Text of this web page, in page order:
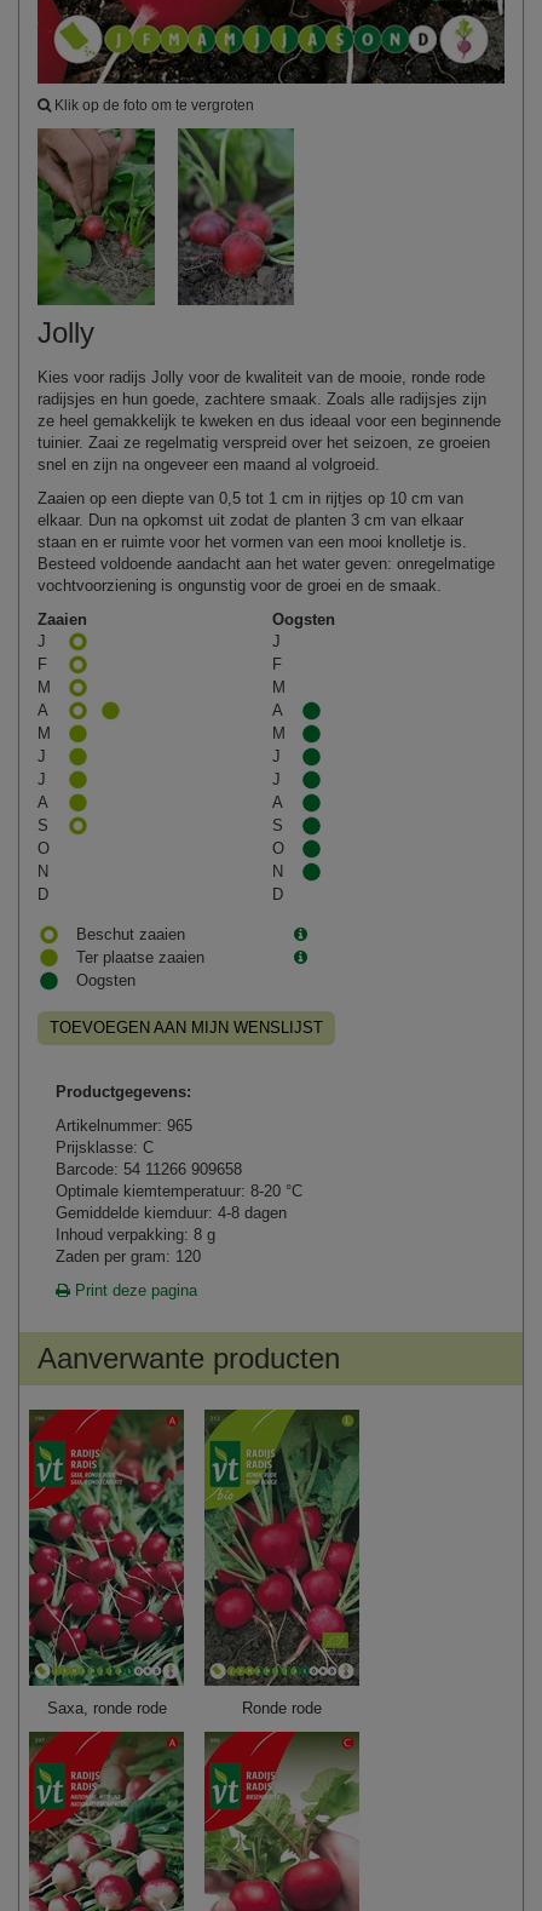
Klik op de foto om te vergroten
Jolly
Kies voor radijs Jolly voor de kwaliteit van de mooie, ronde rode
radijsjes en hun goede, zachtere smaak. Zoals alle radijsjes zijn
ze heel gemakkelijk te kweken en dus ideaal voor een beginnende
tuinier. Zaai ze regelmatig verspreid over het seizoen, ze groeien
snel en zijn na ongeveer een maand al volgroeid.
Zaaien op een diepte van 0,5 tot 1 cm in rijtjes op 10 cm van
elkaar. Dun na opkomst uit zodat de planten 3 cm van elkaar
staan en er ruimte voor het vormen van een mooi knolletje is.
Besteed voldoende aandacht aan het water geven: onregelmatige
vochtvoorziening is ongunstig voor de groei en de smaak.
Zaaien
Oogsten
J
J
F
F
M
M
A
A
M
M
J
J
J
J
A
A
S
S
O
O
N
N
D
D
Beschut zaaien
Ter plaatse zaaien
Oogsten
TOEVOEGEN AAN MIJN WENSLIJST
Productgegevens:
Artikelnummer: 965
Prijsklasse: C
Barcode: 54 11266 909658
Optimale kiemtemperatuur: 8-20 °C
Gemiddelde kiemduur: 4-8 dagen
Inhoud verpakking: 8 g
Zaden per gram: 120
Print deze pagina
Aanverwante producten
Saxa, ronde rode Ronde rode